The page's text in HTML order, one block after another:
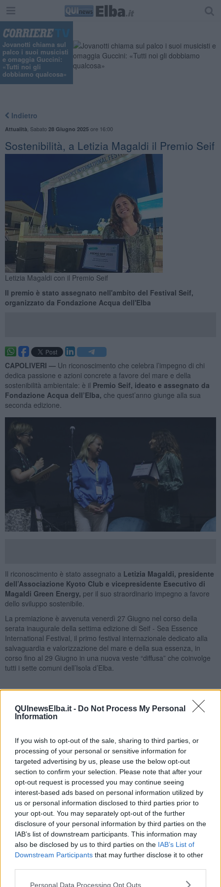
QUInewsElba.it - Do Not Process My Personal
Information
If you wish to opt-out of the sale, sharing to third parties, or
processing of your personal or sensitive information for
targeted advertising by us, please use the below opt-out
section to confirm your selection. Please note that after your
opt-out request is processed you may continue seeing
interest-based ads based on personal information utilized by
us or personal information disclosed to third parties prior to
your opt-out. You may separately opt-out of the further
disclosure of your personal information by third parties on the
IAB’s list of downstream participants. This information may
also be disclosed by us to third parties on the IAB’s List of
Downstream Participants that may further disclose it to other
Personal Data Processing Opt Outs
Jovanotti chiama sul
palco i suoi musicisti
e omaggia Guccini:
«Tutti noi gli
dobbiamo qualcosa»
Indietro
Attualità Sabato 28 Giugno 2025ore 16:00
Sostenibilità, a Letizia Magaldi il Premio Seif
Letizia Magaldi con il Premio Seif
Il premio è stato assegnato nell'ambito del Festival Seif,
organizzato da Fondazione Acqua dell'Elba
CAPOLIVERI — Un riconoscimento che celebra l’impegno di chi
dedica passione e azioni concrete a favore del mare e della
sostenibilità ambientale: è il Premio Seif, ideato e assegnato da
Fondazione Acqua dell’Elba, che quest’anno giunge alla sua
seconda edizione.
Il riconoscimento è stato assegnato a Letizia Magaldi, presidente
dell’Associazione Kyoto Club e vicepresidente Esecutivo di
Magaldi Green Energy, per il suo straordinario impegno a favore
dello sviluppo sostenibile.
La premiazione è avvenuta venerdì 27 Giugno nel corso della
serata inaugurale della settima edizione di Seif - Sea Essence
International Festival, il primo festival internazionale dedicato alla
salvaguardia e valorizzazione del mare e della sua essenza, in
corso fino al 29 Giugno in una nuova veste “diffusa” che coinvolge
tutti i sette comuni dell’Isola d’Elba.
Premio SEIF 2025 a Letizia Magaldi: la motivazione
"Un’eccezionale abilità nel creare alleanze e sviluppare azioni che
di cui lo sviluppo sostenibile necessita". Queste le motivazioni che
hanno orientato la Fondazione Acqua dell’Elba nella scelta per
l’assegnazione del Premio Seif 2025, riconoscendo a Letizia
Magaldi un virtuoso esempio di leadership che si distingue per
l’instancabile impegno teso verso un futuro più green e innovativo.
Nel 2023, Magaldi era già stata insignita del prestigioso premio
“Iconic Women Creating a Better World for All” dal Women
Economic Forum (WEF).
Figura di spicco nel panorama italiano della sostenibilità
ambientale e con oltre 20 anni di esperienza, Letizia Magaldi è
alla guida del Kyoto Club,organizzazione non profit fondata nel
1999 che riunisce imprese, enti, associazioni e amministrazioni